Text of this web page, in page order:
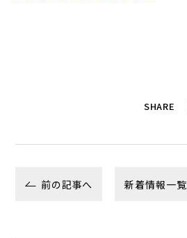
SHARE
前の記事へ 新着情報一覧